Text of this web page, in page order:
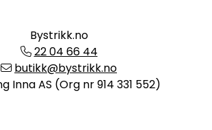
Bystrikk.no
22 04 66 44
butikk@bystrikk.no
Inna AS (Org nr 914 331 552)